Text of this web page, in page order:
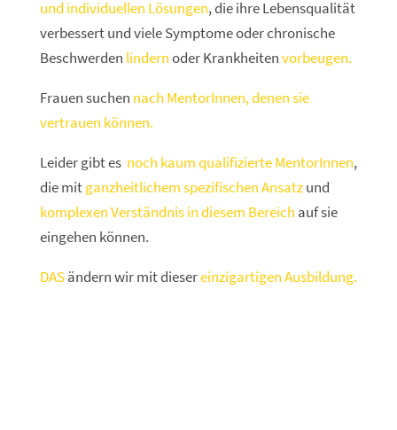
und individuellen Lösungen, die ihre Lebensqualität
verbessert und viele Symptome oder chronische
Beschwerden lindernoder Krankheitenvorbeugen.
Frauen suchen nach MentorInnen, denen sie
vertrauen können.
Leider gibt es noch kaum qualifizierte MentorInnen,
die mitganzheitlichem spezifischen Ansatzund
komplexen Verständnis in diesem Bereich auf sie
eingehen können.
DASändern wir mit diesereinzigartigen Ausbildung.